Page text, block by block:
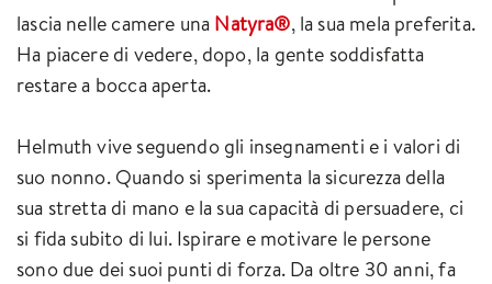
lascia nelle camere una Natyra®, la sua mela preferita.
Ha piacere di vedere, dopo, la gente soddisfatta
restare a bocca aperta.
Helmuth vive seguendo gli insegnamenti e i valori di
suo nonno. Quando si sperimenta la sicurezza della
sua stretta di mano e la sua capacità di persuadere, ci
si fida subito di lui. Ispirare e motivare le persone
sono due dei suoi punti di forza. Da oltre 30 anni, fa